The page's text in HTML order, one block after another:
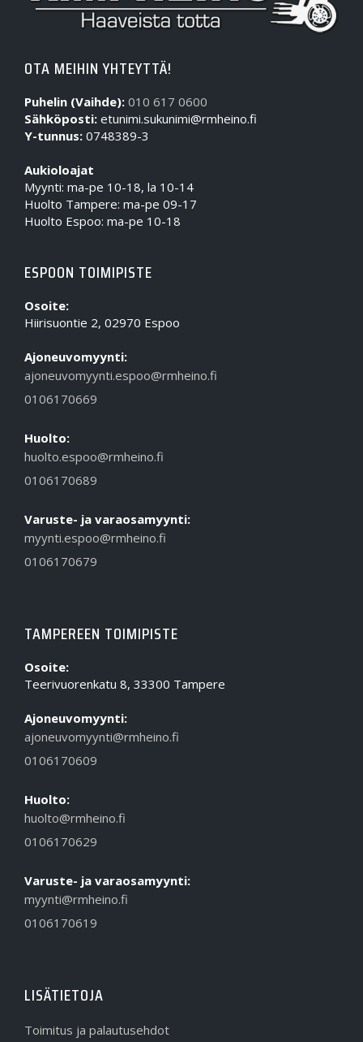
OTA MEIHIN YHTEYTTÄ!
Puhelin (Vaihde): 010 617 0600
Sähköposti: etunimi.sukunimi@rmheino.fi
Y-tunnus: 0748389-3
Aukioloajat
Myynti: ma-pe 10-18, la 10-14
Huolto Tampere: ma-pe 09-17
Huolto Espoo: ma-pe 10-18
ESPOON TOIMIPISTE
Osoite:
Hiirisuontie 2, 02970 Espoo
Ajoneuvomyynti:
ajoneuvomyynti.espoo@rmheino.fi
0106170669
Huolto:
huolto.espoo@rmheino.fi
0106170689
Varuste- ja varaosamyynti:
myynti.espoo@rmheino.fi
0106170679
TAMPEREEN TOIMIPISTE
Osoite:
Teerivuorenkatu 8, 33300 Tampere
Ajoneuvomyynti:
ajoneuvomyynti@rmheino.fi
0106170609
Huolto:
huolto@rmheino.fi
0106170629
Varuste- ja varaosamyynti:
myynti@rmheino.fi
0106170619
LISÄTIETOJA
Toimitus ja palautusehdot